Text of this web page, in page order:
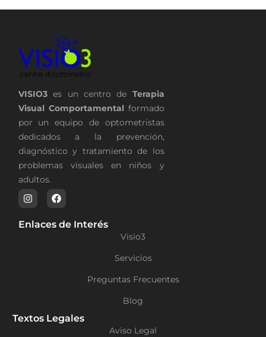
VISIO3es un centro de Terapia
Visual Comportamental formado
por un equipo de optometristas
dedicados a la prevención,
diagnóstico y tratamiento de los
problemas visuales en niños y
adultos.
Enlaces de Interés
Visio3
Servicios
Preguntas Frecuentes
Blog
Textos Legales
Aviso Legal